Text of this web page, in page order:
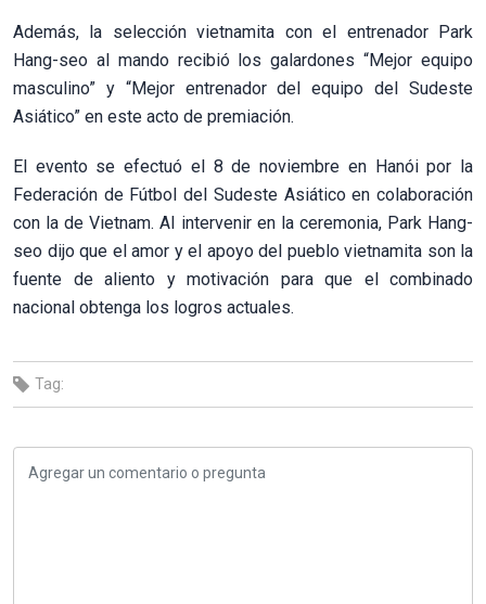
Además, la selección vietnamita con el entrenador Park
Hang-seo al mando recibió los galardones “Mejor equipo
masculino” y “Mejor entrenador del equipo del Sudeste
Asiático” en este acto de premiación.
El evento se efectuó el 8 de noviembre en Hanói por la
Federación de Fútbol del Sudeste Asiático en colaboración
con la de Vietnam. Al intervenir en la ceremonia, Park Hang-
seo dijo que el amor y el apoyo del pueblo vietnamita son la
fuente de aliento y motivación para que el combinado
nacional obtenga los logros actuales.
Tag: